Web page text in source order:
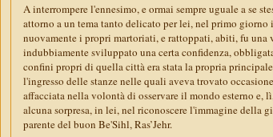
A interrompere l'ennesimo, e ormai sempre uguale a se
attorno a un tema tanto delicato per lei, nel primo giorno
nuovamente i propri martoriati, e rattoppati, abiti, fu una
indubbiamente sviluppato una certa confidenza,
confini propri di quella città era stata la propria
l'ingresso delle stanze nelle quali aveva trovato
affacciata nella volontà di osservare il mondo esterno e,
alcuna sorpresa, in lei, nel riconoscere l'immagine della
parente del buon Be'Sihl, Ras’Jehr.